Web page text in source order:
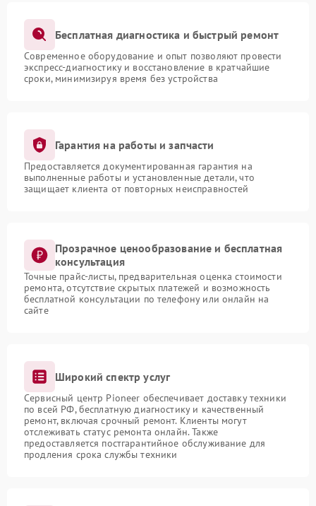
Бесплатная диагностика и быстрый ремонт
Современное оборудование и опыт позволяют провести
экспресс-диагностику и восстановление в кратчайшие
сроки, минимизируя время без устройства
Гарантия на работы и запчасти
Предоставляется документированная гарантия на
выполненные работы и установленные детали, что
защищает клиента от повторных неисправностей
Прозрачное ценообразование и бесплатная
консультация
Точные прайс-листы, предварительная оценка стоимости
ремонта, отсутствие скрытых платежей и возможность
бесплатной консультации по телефону или онлайн на
сайте
Широкий спектр услуг
Сервисный центр Pioneer обеспечивает доставку техники
по всей РФ, бесплатную диагностику и качественный
ремонт, включая срочный ремонт. Клиенты могут
отслеживать статус ремонта онлайн. Также
предоставляется постгарантийное обслуживание для
продления срока службы техники